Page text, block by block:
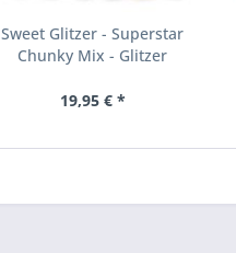
Sweet Glitzer - Superstar
Chunky Mix - Glitzer
19,95 € *